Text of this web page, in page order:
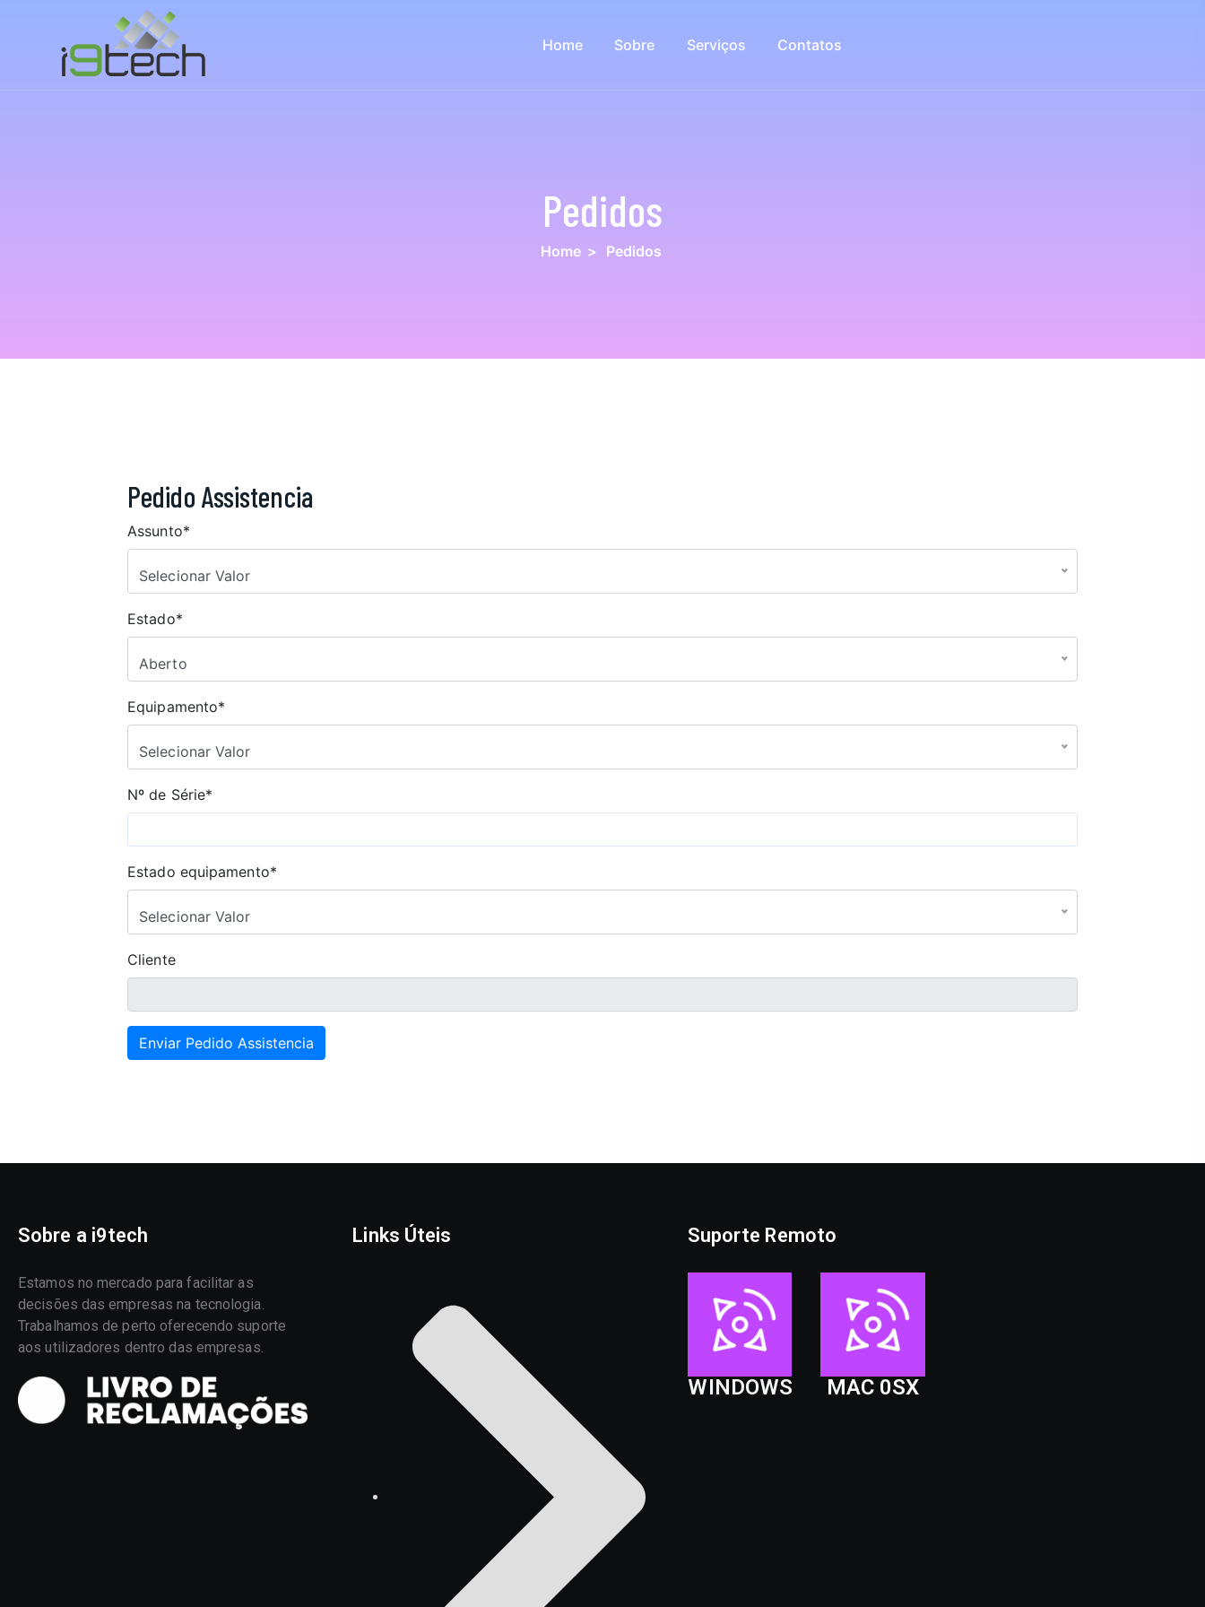
Home Sobre Serviços Contatos
Pedidos
Home > Pedidos
Pedido Assistencia
Assunto*
Selecionar Valor
Estado*
Aberto
Equipamento*
Selecionar Valor
Nº de Série*
Estado equipamento*
Selecionar Valor
Cliente
Enviar Pedido Assistencia
Sobre a i9tech
Estamos no mercado para facilitar as
decisões das empresas na tecnologia.
Trabalhamos de perto oferecendo suporte
aos utilizadores dentro das empresas.
Links Úteis Suporte Remoto
WINDOWS MAC 0SX